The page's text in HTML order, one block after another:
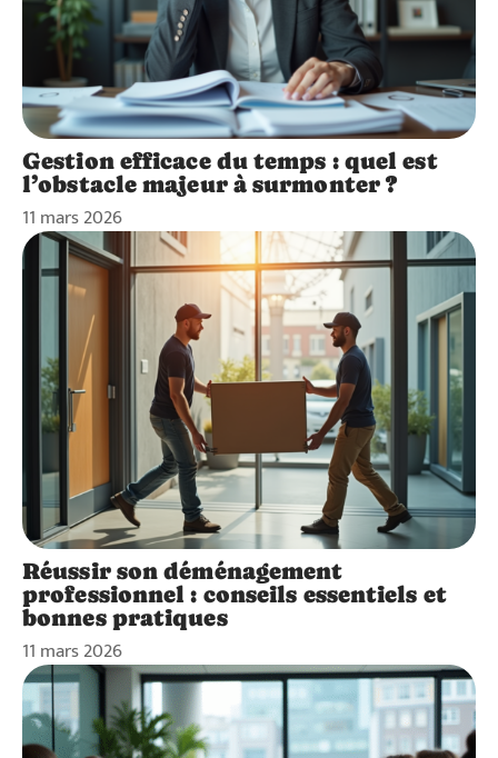
Gestion efficace du temps : quel est
l’obstacle majeur à surmonter ?
11 mars 2026
Réussir son déménagement
professionnel : conseils essentiels et
bonnes pratiques
11 mars 2026